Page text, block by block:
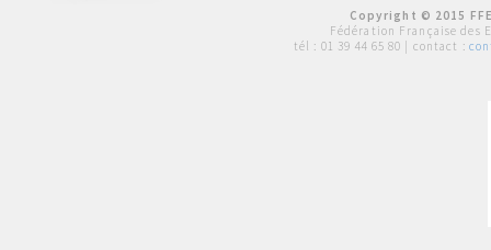
Copyright © 2015
Fédération Française des
tél : 01 39 44 65 80 | contact :